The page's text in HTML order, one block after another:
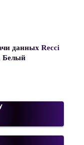
данных Recci
Белый